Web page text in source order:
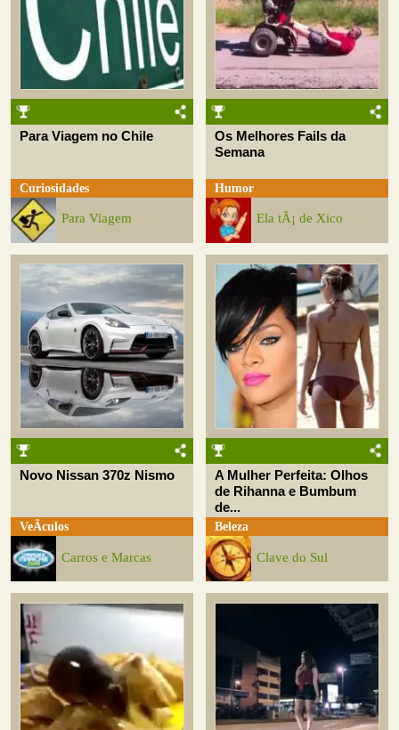
Para Viagem no Chile
Curiosidades
Para Viagem
Os Melhores Fails da
Semana
Humor
Ela tÃ¡ de Xico
Novo Nissan 370z Nismo
VeÃ­culos
Carros e Marcas
A Mulher Perfeita: Olhos
de Rihanna e Bumbum
de...
Beleza
Clave do Sul